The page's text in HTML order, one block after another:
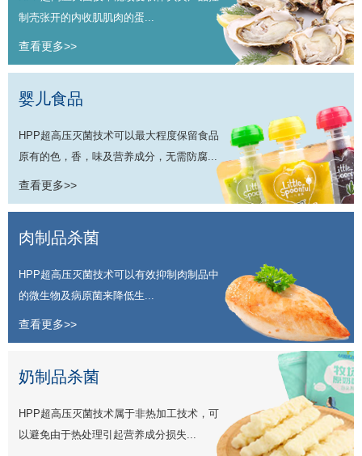
制壳张开的内收肌肌肉的蛋...
查看更多>>
婴儿食品
HPP超高压灭菌技术可以最大程度保留食品
原有的色，香，味及营养成分，无需防腐...
查看更多>>
肉制品杀菌
HPP超高压灭菌技术可以有效抑制肉制品中
的微生物及病原菌来降低生...
查看更多>>
奶制品杀菌
HPP超高压灭菌技术属于非热加工技术，可
以避免由于热处理引起营养成分损失...